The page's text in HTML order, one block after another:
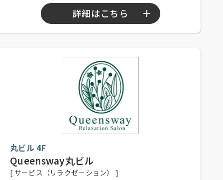
連絡先 03-5860-3695 担当：江幡
詳細はこちら
シフト制、1日8時間、週5日程度勤務
可能な方、高校生不可、未経験者可
社員登用有り、昇給有り、社保完
備、制服貸与、社内割引有り、交通
費一部支給（上限1,000円／日）
応募方法
履歴書のデータ（jpgまたはpdf）を
履歴書をご郵送ください。
住所：〒135-0021 東京都江東区白河
1-3-13-101
丸ビル 4F
Queensway丸ビル
[ サービス（リラクゼーション） ]